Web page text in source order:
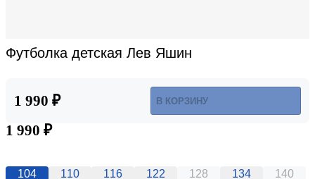
Футболка детская Лев Яшин
1 990 ₽ В КОРЗИНУ
1 990 ₽
104 110 116 122 128 134
140